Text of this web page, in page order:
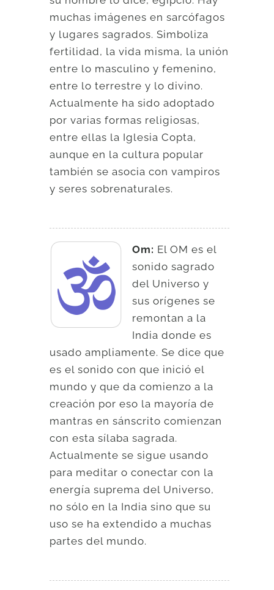
muchas imágenes en sarcófagos
y lugares sagrados. Simboliza
fertilidad, la vida misma, la unión
entre lo masculino y femenino,
entre lo terrestre y lo divino.
Actualmente ha sido adoptado
por varias formas religiosas,
entre ellas la Iglesia Copta,
aunque en la cultura popular
también se asocia con vampiros
y seres sobrenaturales.
Om: El OM es el
sonido sagrado
del Universo y
sus orígenes se
remontan a la
India donde es
usado ampliamente. Se dice que
es el sonido con que inició el
mundo y que da comienzo a la
creación por eso la mayoría de
mantras en sánscrito comienzan
con esta sílaba sagrada.
Actualmente se sigue usando
para meditar o conectar con la
energía suprema del Universo,
no sólo en la India sino que su
uso se ha extendido a muchas
partes del mundo.